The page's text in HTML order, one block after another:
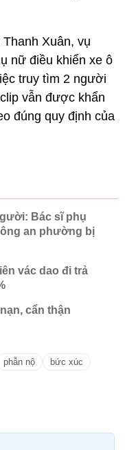
Xuân, vụ
nữ điều khiển xe ô
truy tìm 2 người
vẫn được khẩn
đúng quy định của
Bác sĩ phụ
an phường bị
vác dao đi trả
cẩn thận
phẫn nộ
bức xúc